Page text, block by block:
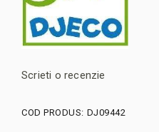
Scrieti o recenzie
COD PRODUS: DJ09442